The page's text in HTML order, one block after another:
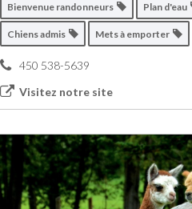
Bienvenue randonneurs Plan d'eau
Chiens admis Mets à emporter
450 538-5639
Visitez notre site